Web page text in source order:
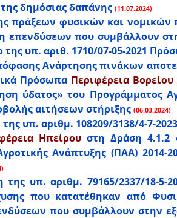
δημόσιας δαπάνης (11.07.2024)
πράξεων φυσικών και
επενδύσεων που συμβάλλουν
της υπ. αριθ. 1710/07-05-2021
Ανάρτησης πινάκων
Πρόσωπα Περιφέρεια Βορείου
ύδατος» του Προγράμματος
αιτήσεων στήριξης (06.03.2024)
υπ. αριθμ. 108209/3138/4-7-
Ηπείρου στη Δράση 4.1.2
Ανάπτυξης (ΠΑΑ) 2014-
της υπ. αριθμ. 79165/2337/18-
που κατατέθηκαν από
που συμβάλλουν στην